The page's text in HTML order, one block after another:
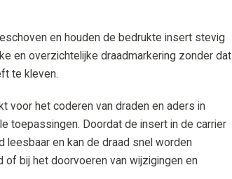
en houden de bedrukte insert stevig
en overzichtelijke draadmarkering zonder dat
te kleven.
voor het coderen van draden en aders in
toepassingen. Doordat de insert in de carrier
en kan de draad snel worden
bij het doorvoeren van wijzigingen en